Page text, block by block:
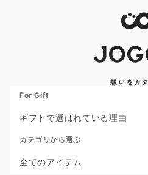
For Gift
ギフトで選ばれている理由
カテゴリから選ぶ
全てのアイテム